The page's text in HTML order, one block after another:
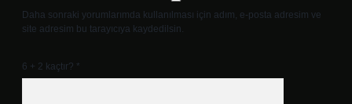
Daha sonraki yorumlarımda kullanılması için adım, e-posta adresim ve
site adresim bu tarayıcıya kaydedilsin.
6 + 2 kaçtır? *